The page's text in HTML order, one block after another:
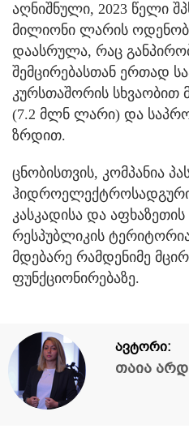
აღნიშნული, 2023 წელი
მილიონი ლარის
დაასრულა, რაც
შემცირებასთან ერთად
კურსთაშორის
(7.2 მლნ ლარი) და
ზრდით.
ცნობისთვის, კომპანია
კასკადისა და
რესპუბლიკის
მდებარე რამდენიმე
ფუნქციონირებაზე.
ავტორი:
თაია